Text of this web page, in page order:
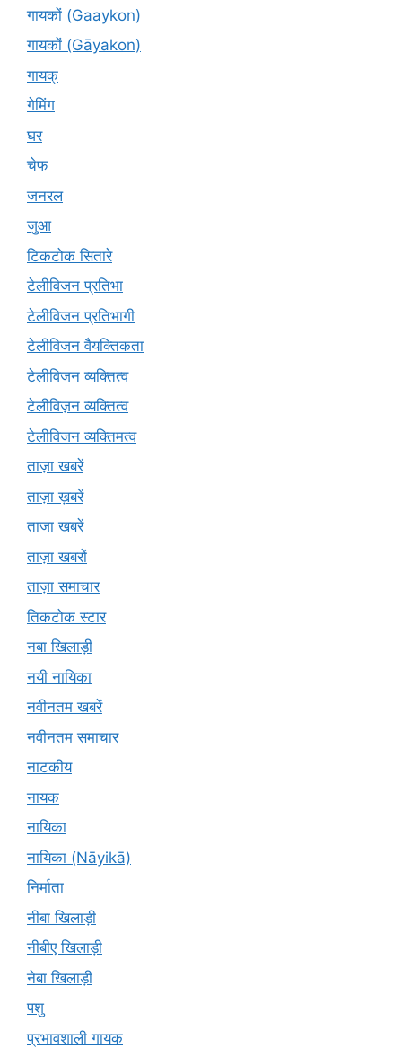
गायकों (Gaaykon)
गायकों (Gāyakon)
गायक्
गेमिंग
घर
चेफ
जनरल
जुआ
टिकटोक सितारे
टेलीविजन प्रतिभा
टेलीविजन प्रतिभागी
टेलीविजन वैयक्तिकता
टेलीविजन व्यक्तित्व
टेलीविज़न व्यक्तित्व
टेलीविजन व्यक्तिमत्व
ताज़ा खबरें
ताज़ा ख़बरें
ताजा खबरें
ताज़ा खबरों
ताज़ा समाचार
तिकटोक स्टार
नबा खिलाड़ी
नयी नायिका
नवीनतम खबरें
नवीनतम समाचार
नाटकीय
नायक
नायिका
नायिका (Nāyikā)
निर्माता
नीबा खिलाड़ी
नीबीए खिलाड़ी
नेबा खिलाड़ी
पशु
प्रभावशाली गायक